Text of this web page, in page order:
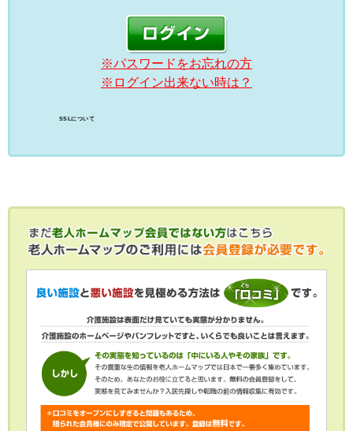
※パスワードをお忘れの方
※ログイン出来ない時は？
SSLについて